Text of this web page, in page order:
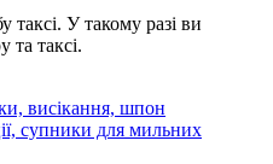
таксі. У такому разі ви
та таксі.
висікання, шпон
супники для мильних